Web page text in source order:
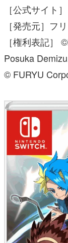
［公式サイト］
［発売元］フ
［権利表記］
Posuka
© FURYU